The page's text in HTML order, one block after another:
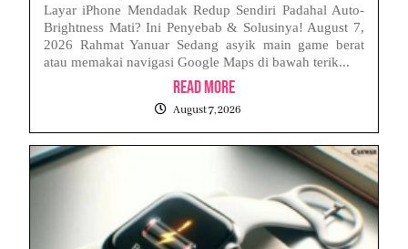
Layar iPhone Mendadak Redup Sendiri Padahal Auto-
Brightness Mati? Ini Penyebab & Solusinya! August 7,
2026 Rahmat Yanuar Sedang asyik main game berat
atau memakai navigasi Google Maps di bawah terik...
Read More
August 7, 2026